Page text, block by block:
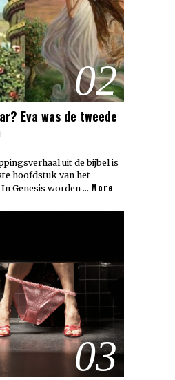
02
Eva was de tweede
uit de bijbel is
hoofdstuk van het
Genesis worden … More
03